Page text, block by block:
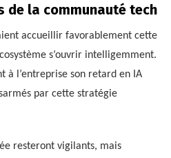
de la communauté tech
accueillir favorablement cette
s’ouvrir intelligemment.
à l’entreprise son retard en IA
par cette stratégie
resteront vigilants, mais